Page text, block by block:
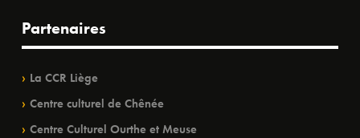
Partenaires
La CCR Liège
Centre culturel de Chênée
Centre Culturel Ourthe et Meuse